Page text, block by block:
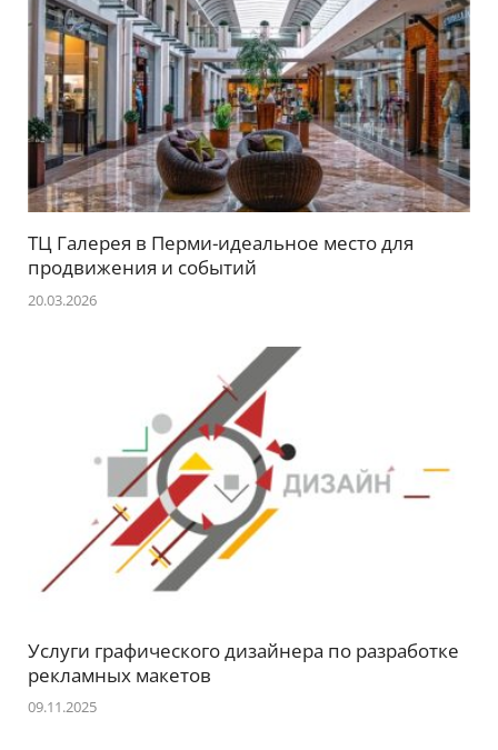
ТЦ Галерея в Перми-идеальное место для
продвижения и событий
20.03.2026
Услуги графического дизайнера по разработке
рекламных макетов
09.11.2025